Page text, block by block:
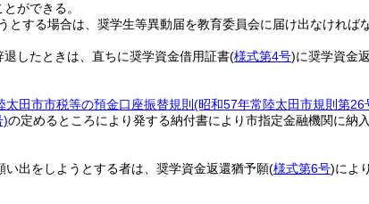
ができる。
する場合は、奨学生等異動届を教育委員会に届け出なければ
したときは、直ちに奨学資金借用証書(様式第4号)に奨学資金
太田市市税等の預金口座振替規則 (昭和57年常陸太田市規則第26
)の定めるところにより発する納付書により市指定金融機関に納
出をしようとする者は、奨学資金返還猶予願(様式第6号)によ